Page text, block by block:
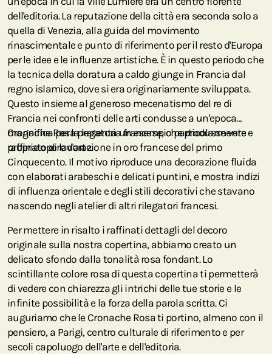
dell'editoria. La reputazione della città era seconda solo a
quella di Venezia, alla guida del movimento
rinascimentale e punto di riferimento per il resto d'Europa
per le idee e le influenze artistiche. È in questo periodo che
la tecnica della doratura a caldo giunge in Francia dal
regno islamico, dove si era originariamente sviluppata.
Questo insieme al generoso mecenatismo del re di
Francia nei confronti delle arti condusse a un'epoca
magnifica per la legatoria francese, che produsse vere e
proprie opere d'arte.
Cronache Rosa presenta un esempio particolarmente
raffinato di lavorazione in oro francese del primo
Cinquecento. Il motivo riproduce una decorazione fluida
con elaborati arabeschi e delicati puntini, e mostra indizi
di influenza orientale e degli stili decorativi che stavano
nascendo negli atelier di altri rilegatori francesi.
Per mettere in risalto i raffinati dettagli del decoro
originale sulla nostra copertina, abbiamo creato un
delicato sfondo dalla tonalità rosa fondant. Lo
scintillante colore rosa di questa copertina ti permetterà
di vedere con chiarezza gli intrichi delle tue storie e le
infinite possibilità e la forza della parola scritta. Ci
auguriamo che le Cronache Rosa ti portino, almeno con il
pensiero, a Parigi, centro culturale di riferimento e per
secoli capoluogo dell'arte e dell'editoria.